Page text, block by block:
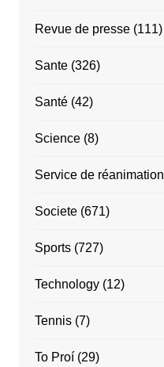
Revue de presse(111)
Sante(326)
Santé(42)
Science(8)
Service de réanimation
Societe(671)
Sports(727)
Technology(12)
Tennis(7)
To Proí(29)